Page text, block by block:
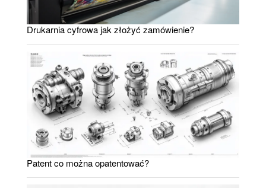
Drukarnia cyfrowa jak złożyć zamówienie?
Patent co można opatentować?